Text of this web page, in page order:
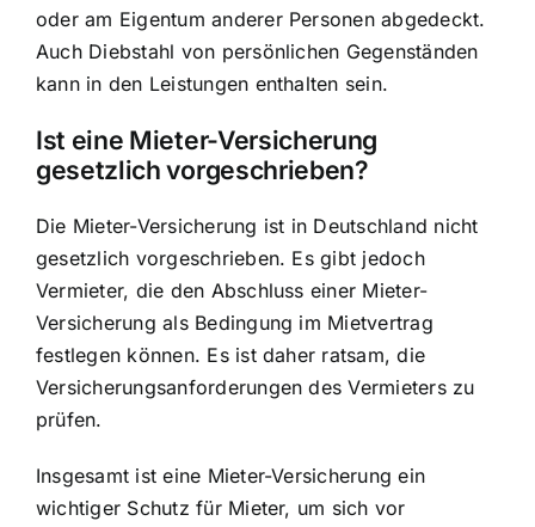
oder am Eigentum anderer Personen abgedeckt.
Auch Diebstahl von persönlichen Gegenständen
kann in den Leistungen enthalten sein.
Ist eine Mieter-Versicherung
gesetzlich vorgeschrieben?
Die Mieter-Versicherung ist in Deutschland nicht
gesetzlich vorgeschrieben. Es gibt jedoch
Vermieter, die den Abschluss einer Mieter-
Versicherung als Bedingung im Mietvertrag
festlegen können. Es ist daher ratsam, die
Versicherungsanforderungen des Vermieters zu
prüfen.
Insgesamt ist eine Mieter-Versicherung ein
wichtiger Schutz für Mieter, um sich vor